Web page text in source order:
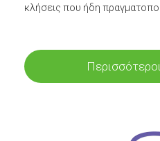
κλήσεις που ήδη